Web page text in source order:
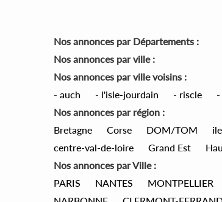
Nos annonces par Départements :
Nos annonces par ville :
Nos annonces par ville voisins :
- auch - l'isle-jourdain - riscle -
Nos annonces par région :
Bretagne
Corse DOM/TOM
centre-val-de-loire
Grand Est
Nos annonces par Ville :
PARIS
NANTES MONTPELLIER